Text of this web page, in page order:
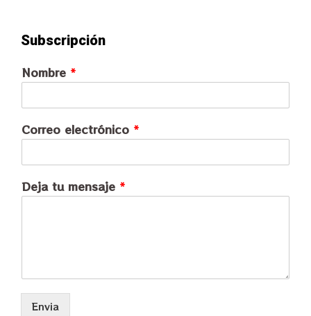
Subscripción
Nombre *
Correo electrónico *
Deja tu mensaje *
Envia